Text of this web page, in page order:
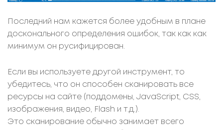
Последний нам кажется более удобным в плане
досконального определения ошибок, так как как
минимум он русифицирован.
Если вы используете другой инструмент, то
убедитесь, что он способен сканировать все
ресурсы на сайте (поддомены, JavaScript, CSS,
изображения, видео, Flash и т.д.).
Это сканирование обычно занимает всего